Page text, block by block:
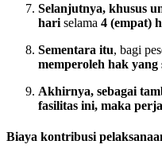
Selanjutnya, khusus
hari selama 4 (empat)
Sementara itu, bagi
memperoleh hak
Akhirnya, sebagai
fasilitas ini, maka
Biaya kontribusi